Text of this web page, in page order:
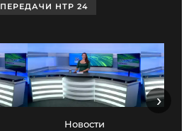
ПЕРЕДАЧИ НТР 24
Новости
›